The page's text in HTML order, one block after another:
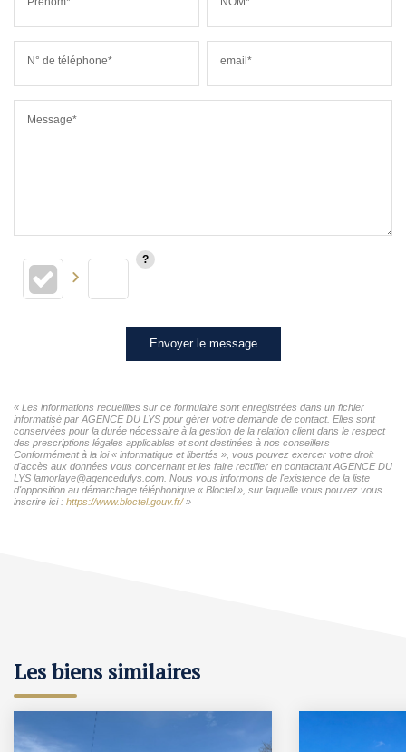
N° de téléphone* email*
Message*
Envoyer le message
« Les informations recueillies sur ce formulaire sont enregistrées dans un fichier
informatisé par AGENCE DU LYS pour gérer votre demande de contact. Elles sont
conservées pour la durée nécessaire à la gestion de la relation client dans le respect
des prescriptions légales applicables et sont destinées à nos conseillers
Conformément à la loi « informatique et libertés », vous pouvez exercer votre droit
d'accès aux données vous concernant et les faire rectifier en contactant AGENCE DU
LYS lamorlaye@agencedulys.com. Nous vous informons de l'existence de la liste
d'opposition au démarchage téléphonique « Bloctel », sur laquelle vous pouvez vous
inscrire ici : https://www.bloctel.gouv.fr/»
Les biens similaires